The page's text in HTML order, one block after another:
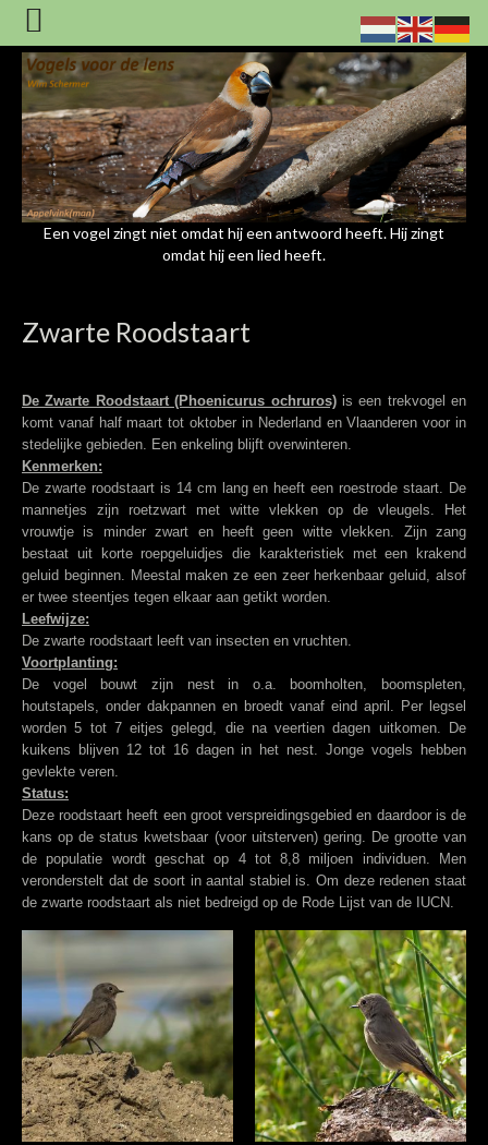
Een vogel zingt niet omdat hij een antwoord heeft. Hij zingt
omdat hij een lied heeft.
Zwarte Roodstaart
De Zwarte Roodstaart (Phoenicurus ochruros)is een trekvogel en
komt vanaf half maart tot oktober in Nederland en Vlaanderen voor in
stedelijke gebieden. Een enkeling blijft overwinteren.
Kenmerken:
De zwarte roodstaart is 14 cm lang en heeft een roestrode staart. De
mannetjes zijn roetzwart met witte vlekken op de vleugels. Het
vrouwtje is minder zwart en heeft geen witte vlekken. Zijn zang
bestaat uit korte roepgeluidjes die karakteristiek met een krakend
geluid beginnen. Meestal maken ze een zeer herkenbaar geluid, alsof
er twee steentjes tegen elkaar aan getikt worden.
Leefwijze:
De zwarte roodstaart leeft van insecten en vruchten.
Voortplanting:
De vogel bouwt zijn nest in o.a. boomholten, boomspleten,
houtstapels, onder dakpannen en broedt vanaf eind april. Per legsel
worden 5 tot 7 eitjes gelegd, die na veertien dagen uitkomen. De
kuikens blijven 12 tot 16 dagen in het nest. Jonge vogels hebben
gevlekte veren.
Status:
Deze roodstaart heeft een groot verspreidingsgebied en daardoor is de
kans op de status kwetsbaar (voor uitsterven) gering. De grootte van
de populatie wordt geschat op 4 tot 8,8 miljoen individuen. Men
veronderstelt dat de soort in aantal stabiel is. Om deze redenen staat
de zwarte roodstaart als niet bedreigd op de Rode Lijst van de IUCN.